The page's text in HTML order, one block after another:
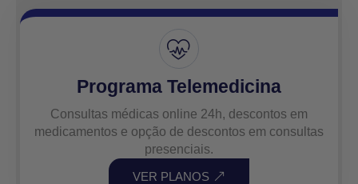
Programa Telemedicina
Consultas médicas online 24h, descontos em
medicamentos e opção de descontos em consultas
presenciais.
VER PLANOS